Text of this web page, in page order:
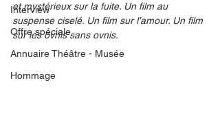
Interview
Offre spéciale
Annuaire Théâtre - Musée
Hommage
et mystérieux sur la fuite. Un film au
suspense ciselé. Un film sur l’amour. Un film
sur les ovnis sans ovnis.